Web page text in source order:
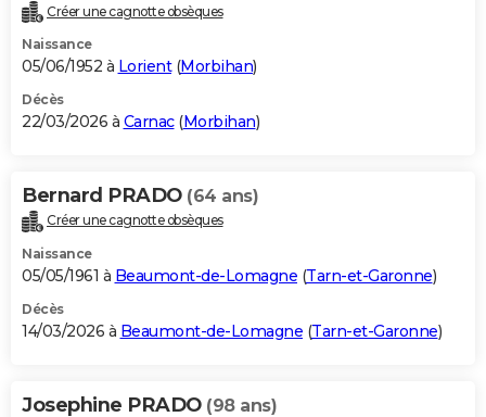
Créer une cagnotte obsèques
Naissance
05/06/1952 à Lorient(Morbihan)
Décès
22/03/2026 à Carnac(Morbihan)
Bernard PRADO (64 ans)
Créer une cagnotte obsèques
Naissance
05/05/1961 à Beaumont-de-Lomagne (Tarn-et-Garonne)
Décès
14/03/2026 à Beaumont-de-Lomagne (Tarn-et-Garonne)
Josephine PRADO (98 ans)